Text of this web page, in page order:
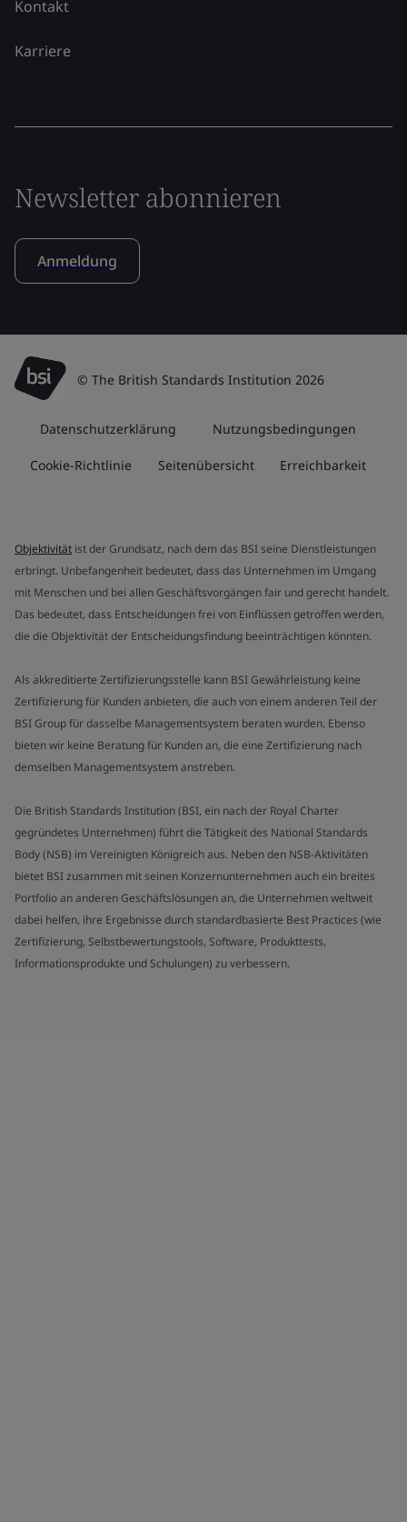
Kontakt
Karriere
Newsletter abonnieren
Anmeldung
© The British Standards Institution 2026
Datenschutzerklärung Nutzungsbedingungen
Cookie-Richtlinie Seitenübersicht Erreichbarkeit
Objektivität ist der Grundsatz, nach dem das BSI seine Dienstleistungen
erbringt. Unbefangenheit bedeutet, dass das Unternehmen im Umgang
mit Menschen und bei allen Geschäftsvorgängen fair und gerecht handelt.
Das bedeutet, dass Entscheidungen frei von Einflüssen getroffen werden,
die die Objektivität der Entscheidungsfindung beeinträchtigen könnten.
Als akkreditierte Zertifizierungsstelle kann BSI Gewährleistung keine
Zertifizierung für Kunden anbieten, die auch von einem anderen Teil der
BSI Group für dasselbe Managementsystem beraten wurden. Ebenso
bieten wir keine Beratung für Kunden an, die eine Zertifizierung nach
demselben Managementsystem anstreben.
Die British Standards Institution (BSI, ein nach der Royal Charter
gegründetes Unternehmen) führt die Tätigkeit des National Standards
Body (NSB) im Vereinigten Königreich aus. Neben den NSB-Aktivitäten
bietet BSI zusammen mit seinen Konzernunternehmen auch ein breites
Portfolio an anderen Geschäftslösungen an, die Unternehmen weltweit
dabei helfen, ihre Ergebnisse durch standardbasierte Best Practices (wie
Zertifizierung, Selbstbewertungstools, Software, Produkttests,
Informationsprodukte und Schulungen) zu verbessern.